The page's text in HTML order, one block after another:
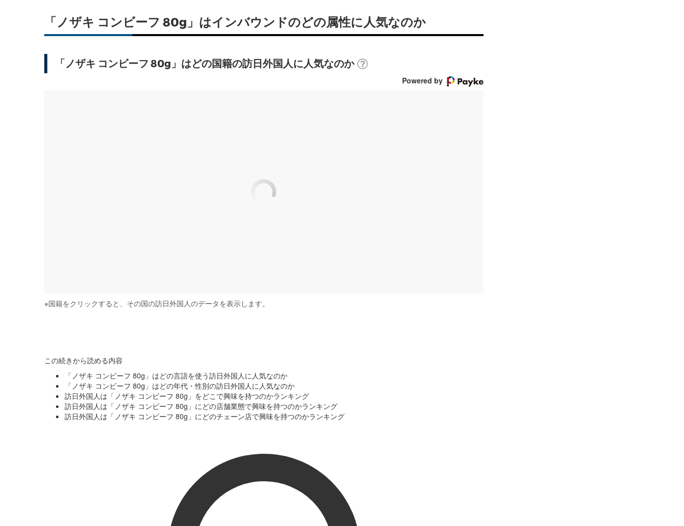
「ノザキ コンビーフ 80g」はインバウンドのどの属性に人気なのか
「ノザキ コンビーフ 80g」はどの国籍の訪日外国人に人気なのか
Powered by
※国籍をクリックすると、その国の訪日外国人のデータを表示します。
この続きから読める内容
「ノザキ コンビーフ 80g」はどの言語を使う訪日外国人に人気なのか
「ノザキ コンビーフ 80g」はどの年代・性別の訪日外国人に人気なのか
訪日外国人は「ノザキ コンビーフ 80g」をどこで興味を持つのかランキング
訪日外国人は「ノザキ コンビーフ 80g」にどの店舗業態で興味を持つのかランキング
訪日外国人は「ノザキ コンビーフ 80g」にどのチェーン店で興味を持つのかランキング